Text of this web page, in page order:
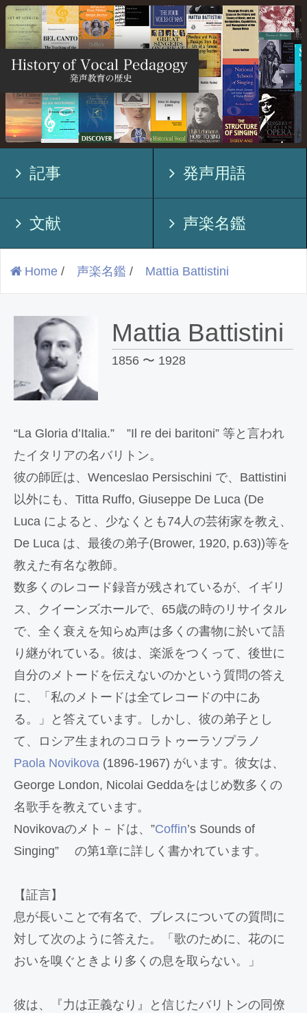
記事 発声用語
文献 声楽名鑑
Home / 声楽名鑑 / Mattia Battistini
Mattia Battistini
1856 〜 1928
“La Gloria d’Italia.” ”Il re dei baritoni” 等と言われ
たイタリアの名バリトン。
彼の師匠は、Wenceslao Persischini で、Battistini
以外にも、Titta Ruffo, Giuseppe De Luca (De
Luca によると、少なくとも74人の芸術家を教え、
De Luca は、最後の弟子(Brower, 1920, p.63))等を
教えた有名な教師。
数多くのレコード録音が残されているが、イギリ
ス、クイーンズホールで、65歳の時のリサイタル
で、全く衰えを知らぬ声は多くの書物に於いて語
り継がれている。彼は、楽派をつくって、後世に
自分のメトードを伝えないのかという質問の答え
に、「私のメトードは全てレコードの中にあ
る。」と答えています。しかし、彼の弟子とし
て、ロシア生まれのコロラトゥーラソプラノ
Paola Novikova (1896-1967) がいます。彼女は、
George London, Nicolai Geddaをはじめ数多くの
名歌手を教えています。
Novikovaのメト－ドは、”Coffin’s Sounds of
Singing” の第1章に詳しく書かれています。
【証言】
息が長いことで有名で、ブレスについての質問に
対して次のように答えた。「歌のために、花のに
おいを嗅ぐときより多くの息を取らない。」
彼は、『力は正義なり』と信じたバリトンの同僚